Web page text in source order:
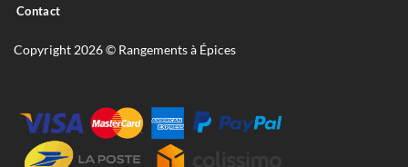
Contact
Copyright 2026 © Rangements à Épices